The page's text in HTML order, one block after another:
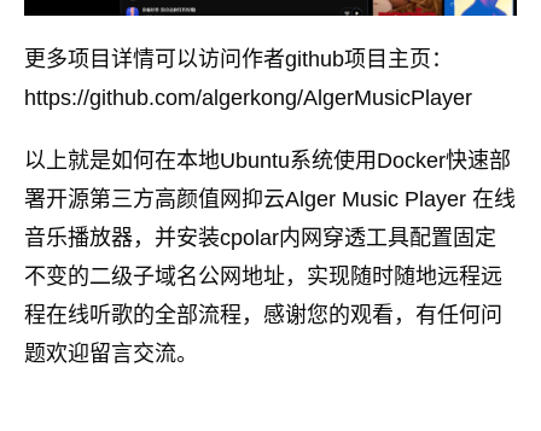
更多项目详情可以访问作者github项目主页：
https://github.com/algerkong/AlgerMusicPlayer
以上就是如何在本地Ubuntu系统使用Docker快速部
署开源第三方高颜值网抑云Alger Music Player 在线
音乐播放器，并安装cpolar内网穿透工具配置固定
不变的二级子域名公网地址，实现随时随地远程远
程在线听歌的全部流程，感谢您的观看，有任何问
题欢迎留言交流。